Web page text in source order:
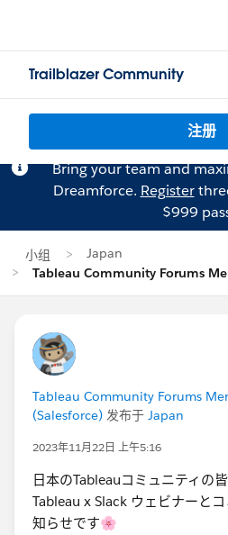
Trailblazer Community
注册
Bring your team and
Dreamforce. Register
$999
小组
Japan
Tableau Community Forums
Tableau Community Forums
(Salesforce) 发布于 Japan
2023年11月22日 上午5:16
日本のTableauコミュニティの
Tableau x Slack ウェビナーと
知らせです🌸